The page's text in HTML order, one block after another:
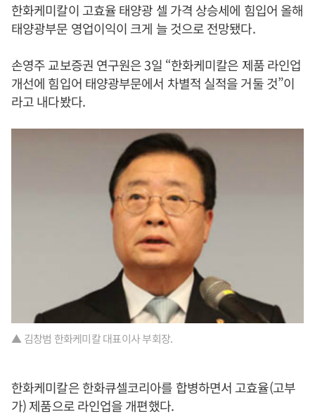
한화케미칼이 고효율 태양광 셀 가격 상승세에 힘입어 올해
태양광부문 영업이익이 크게 늘 것으로 전망됐다.
손영주 교보증권 연구원은 3일 “한화케미칼은 제품 라인업
개선에 힘입어 태양광부문에서 차별적 실적을 거둘 것”이
라고 내다봤다.
▲ 김창범 한화케미칼 대표이사 부회장.
한화케미칼은 한화큐셀코리아를 합병하면서 고효율(고부
가) 제품으로 라인업을 개편했다.